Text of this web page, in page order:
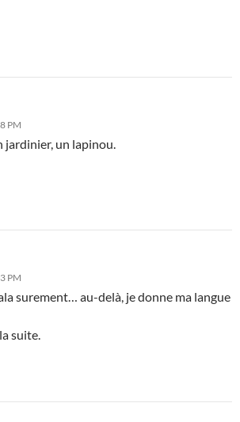
PM
jardinier, un lapinou.
PM
surement… au-delà, je donne ma langue
suite.